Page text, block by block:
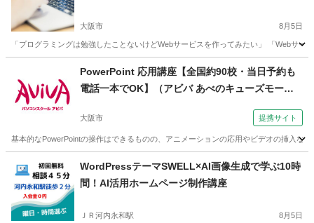
大阪市 8月5日
「プログラミングは勉強したことないけどWebサービスを作ってみたい」 「Webサ
ノーコード
PowerPoint 応用講座【全国約90校・当日予約も
電話一本でOK】（アビバ あべのキューズモール
大阪市 提携サイト
基本的なPowerPointの操作はできるものの、アニメーションの応用やビデオの挿入な
WordPressテーマSWELL×AI画像生成で学ぶ10時
間！AI活用ホームページ制作講座
ＪＲ河内永和駅 8月5日